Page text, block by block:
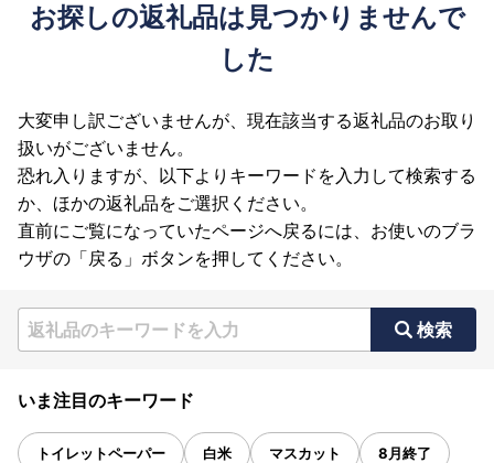
お探しの返礼品は見つかりませんで
した
大変申し訳ございませんが、現在該当する返礼品のお取り
扱いがございません。
恐れ入りますが、以下よりキーワードを入力して検索する
か、ほかの返礼品をご選択ください。
直前にご覧になっていたページへ戻るには、お使いのブラ
ウザの「戻る」ボタンを押してください。
検索
いま注目のキーワード
トイレットペーパー 白米 マスカット 8月終了